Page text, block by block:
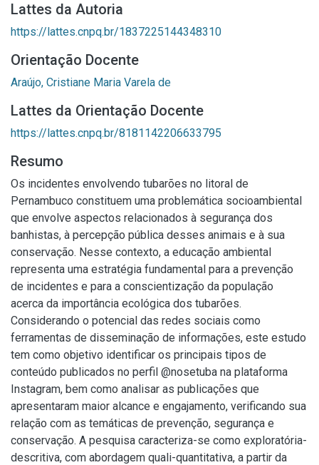
Lattes da Autoria
https://lattes.cnpq.br/1837225144348310
Orientação Docente
Araújo, Cristiane Maria Varela de
Lattes da Orientação Docente
https://lattes.cnpq.br/8181142206633795
Resumo
Os incidentes envolvendo tubarões no litoral de
Pernambuco constituem uma problemática socioambiental
que envolve aspectos relacionados à segurança dos
banhistas, à percepção pública desses animais e à sua
conservação. Nesse contexto, a educação ambiental
representa uma estratégia fundamental para a prevenção
de incidentes e para a conscientização da população
acerca da importância ecológica dos tubarões.
Considerando o potencial das redes sociais como
ferramentas de disseminação de informações, este estudo
tem como objetivo identificar os principais tipos de
conteúdo publicados no perfil @nosetuba na plataforma
Instagram, bem como analisar as publicações que
apresentaram maior alcance e engajamento, verificando sua
relação com as temáticas de prevenção, segurança e
conservação. A pesquisa caracteriza-se como exploratória-
descritiva, com abordagem quali-quantitativa, a partir da